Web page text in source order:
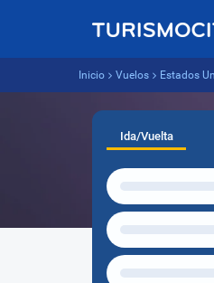
Inicio Vuelos Estados
Ida/Vuelta